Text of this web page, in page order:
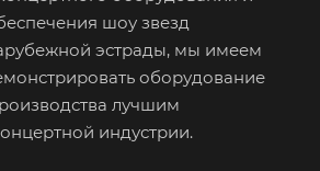
шоу звезд
эстрады, мы имеем
оборудование
лучшим
индустрии.